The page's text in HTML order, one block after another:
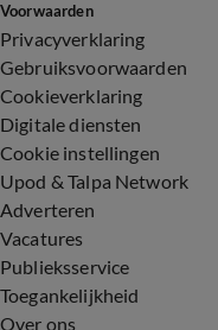
Voorwaarden
Privacyverklaring
Gebruiksvoorwaarden
Cookieverklaring
Digitale diensten
Cookie instellingen
Upod & Talpa Network
Adverteren
Vacatures
Publieksservice
Toegankelijkheid
Over ons